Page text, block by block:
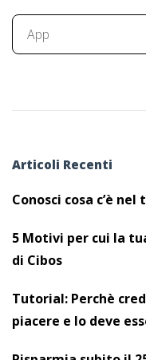
Articoli Recenti
Conosci cosa c’è
5 Motivi per cui la
di Cibos
Tutorial: Perchè
piacere e lo deve